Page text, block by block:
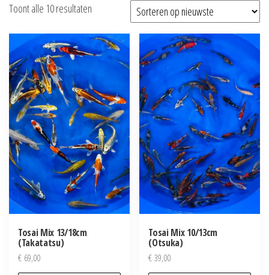
Toont alle 10 resultaten
nieuwste
Tosai Mix 13/18cm
(Takatatsu)
€ 69,00
Tosai Mix 10/13cm
(Otsuka)
€39,00